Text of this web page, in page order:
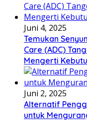
Juni 4, 2025
Temukan
Care (ADC)
Mengerti
Juni 2, 2025
Alternatif
untuk